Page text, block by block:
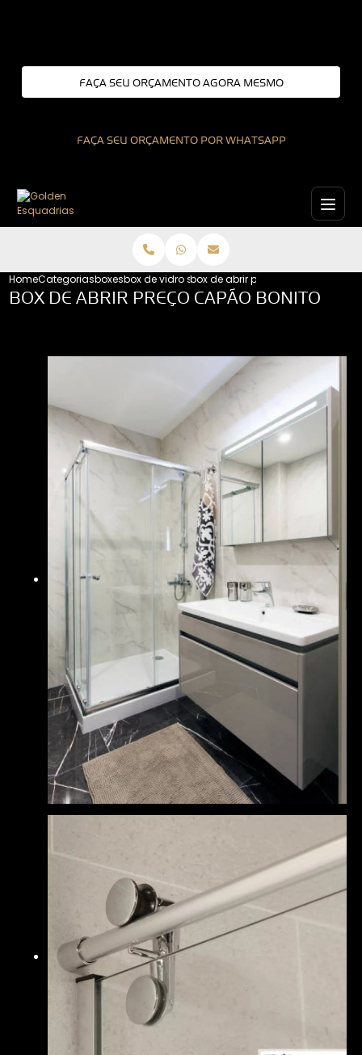
FAÇA SEU ORÇAMENTO AGORA MESMO
FAÇA SEU ORÇAMENTO POR WHATSAPP
HomeCategoriasboxesbox de vidro sao paulobox de abrir preco capao bonito
BOX DE ABRIR PREÇO CAPÃO BONITO